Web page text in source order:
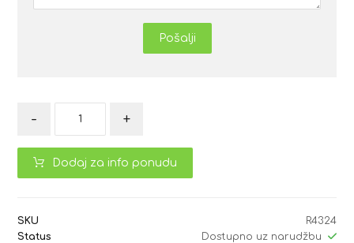
Pošalji
- +
Dodaj za info ponudu
SKU
R4324
Status
Dostupno uz narudžbu